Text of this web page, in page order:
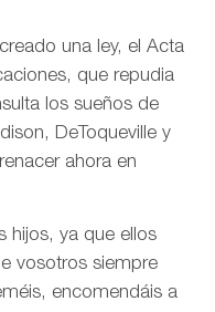
una ley, el Acta
que repudia
los sueños de
DeToqueville y
ahora en
hijos, ya que ellos
vosotros siempre
encomendáis a